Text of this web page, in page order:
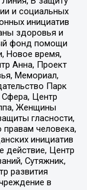
и социальных
инициатив
здоровья и
фонд помощи
Новое время,
Анна, Проект
Мемориал,
Парк
Центр
Женщины
гласности,
правам человека,
инициатив
действие, Центр
Сутяжник,
развития
в